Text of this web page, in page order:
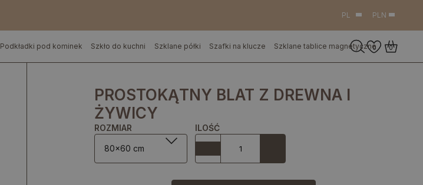
PL PLN
Podkładki pod kominek Szkło do kuchni Szklane półki Szafki na klucze Szklane tablice magnetyczne
0 0
PROSTOKĄTNY BLAT Z DREWNA I
ŻYWICY
ROZMIAR
80x60 cm
ILOŚĆ